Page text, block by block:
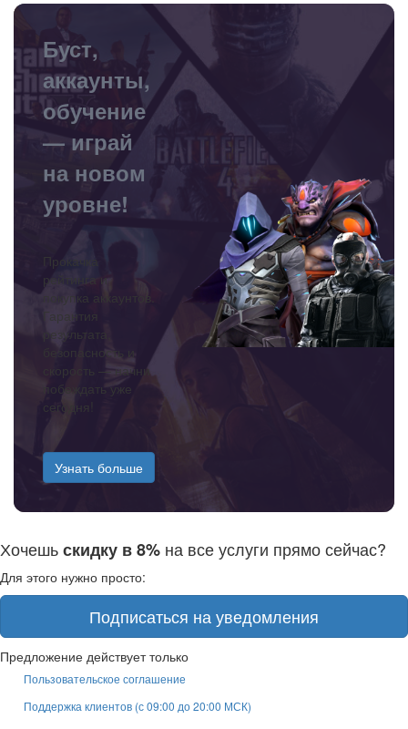
Буст,
аккаунты,
обучение
— играй
на новом
уровне!
Прокачка
рейтинга и
покупка аккаунтов.
Гарантия
результата,
безопасность и
скорость — начни
побеждать уже
сегодня!
Узнать больше
Хочешьскидку в 8% на все услуги прямо сейчас?
Для этого нужно просто:
Подписаться на уведомления
Предложение действует только
Пользовательское соглашение
Поддержка клиентов (с 09:00 до 20:00 МСК)